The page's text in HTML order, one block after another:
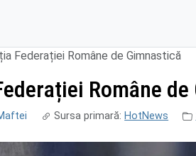
Federației Române de Gimnastică
Române
Sursa primară: HotNews